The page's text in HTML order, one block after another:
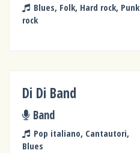
Blues, Folk, Hard rock, Punk
rock
Di Di Band
Band
Pop italiano, Cantautori,
Blues